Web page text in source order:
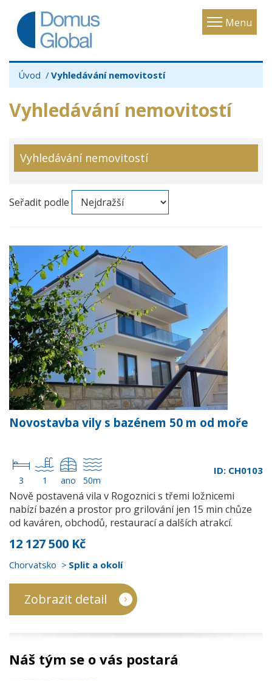
Menu
Toggle
Úvod Vyhledávání nemovitostí
Vyhledávání nemovitostí
Vyhledávání nemovitostí
Seřadit podle
Novostavba vily s bazénem 50 m od moře
3 1 ano 50m
ID: CH0103
Nově postavená vila v Rogoznici s třemi ložnicemi
nabízí bazén a prostor pro grilování jen 15 min chůze
od kaváren, obchodů, restaurací a dalších atrakcí.
12 127 500 Kč
Chorvatsko Split a okolí
Zobrazit detail
Náš tým se o vás postará